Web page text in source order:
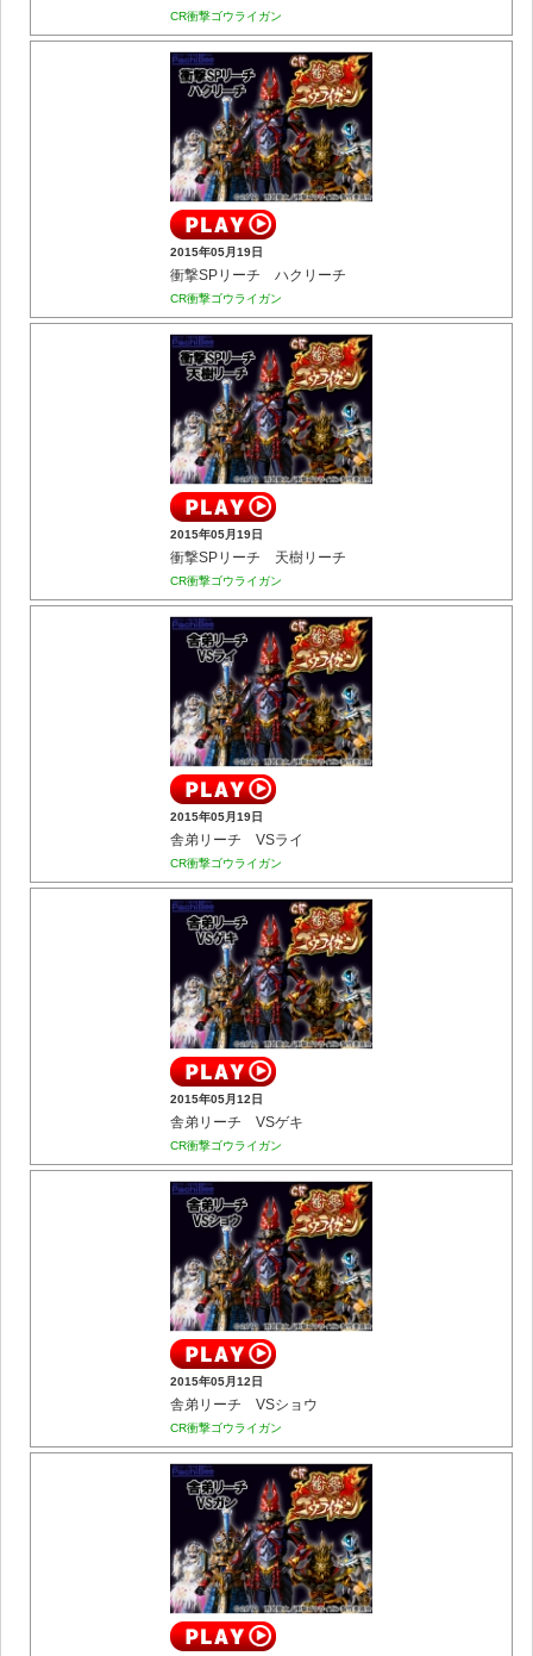
CR衝撃ゴウライガン
2015年05月19日
衝撃SPリーチ ハクリーチ
CR衝撃ゴウライガン
2015年05月19日
衝撃SPリーチ 天樹リーチ
CR衝撃ゴウライガン
2015年05月19日
舎弟リーチ VSライ
CR衝撃ゴウライガン
2015年05月12日
舎弟リーチ VSゲキ
CR衝撃ゴウライガン
2015年05月12日
舎弟リーチ VSショウ
CR衝撃ゴウライガン